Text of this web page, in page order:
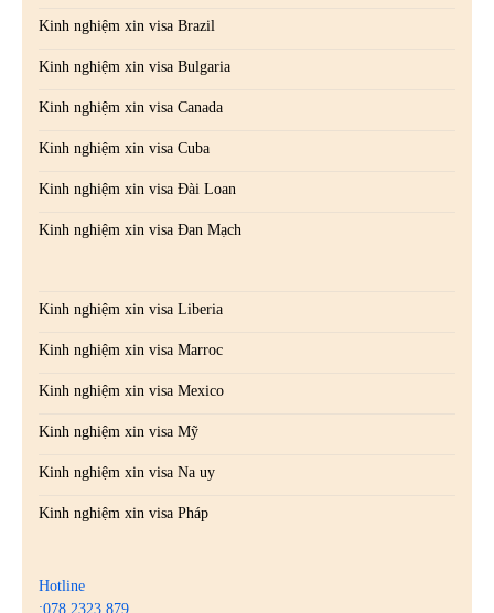
Kinh nghiệm xin visa Brazil
Kinh nghiệm xin visa Bulgaria
Kinh nghiệm xin visa Canada
Kinh nghiệm xin visa Cuba
Kinh nghiệm xin visa Đài Loan
Kinh nghiệm xin visa Đan Mạch
Kinh nghiệm xin visa Liberia
Kinh nghiệm xin visa Marroc
Kinh nghiệm xin visa Mexico
Kinh nghiệm xin visa Mỹ
Kinh nghiệm xin visa Na uy
Kinh nghiệm xin visa Pháp
Hotline
:078.2323.879